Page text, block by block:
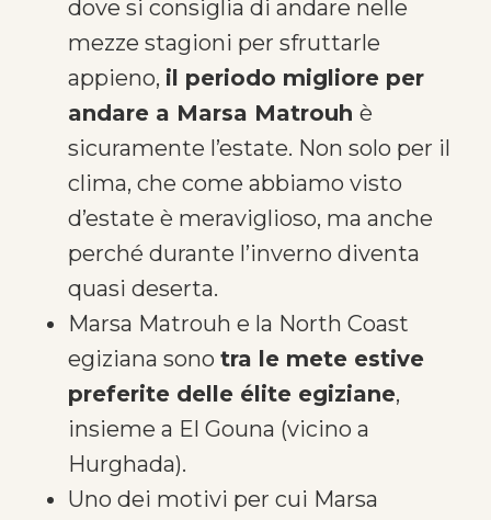
dove si consiglia di andare nelle
mezze stagioni per sfruttarle
appieno, il periodo migliore per
andare a Marsa Matrouh è
sicuramente l’estate. Non solo per il
clima, che come abbiamo visto
d’estate è meraviglioso, ma anche
perché durante l’inverno diventa
quasi deserta.
Marsa Matrouh e la North Coast
egiziana sono tra le mete estive
preferite delle élite egiziane,
insieme a El Gouna (vicino a
Hurghada).
Uno dei motivi per cui Marsa